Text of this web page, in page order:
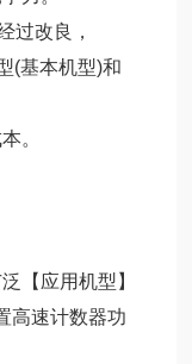
过改良，
(基本机型)和
。
【应用机型】
高速计数器功